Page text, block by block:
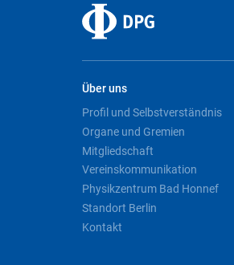
Über uns
Profil und Selbstverständnis
Organe und Gremien
Mitgliedschaft
Vereinskommunikation
Physikzentrum Bad Honnef
Standort Berlin
Kontakt